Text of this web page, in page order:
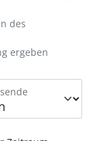
des
ergeben